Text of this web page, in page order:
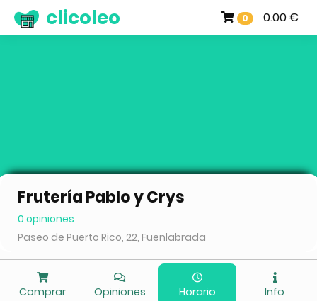
0 0.00 €
clicoleo
Frutería Pablo y Crys
0 opiniones
Paseo de Puerto Rico, 22, Fuenlabrada
Comprar Opiniones Horario Info